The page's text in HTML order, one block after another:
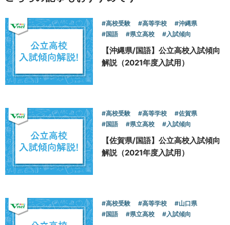
#高校受験 #高等学校
#沖縄県
#国語
#県立高校 #入試傾向
【沖縄県/国語】公立高校入試傾向
解説（2021年度入試用）
#高校受験 #高等学校
#佐賀県
#国語
#県立高校 #入試傾向
【佐賀県/国語】公立高校入試傾向
解説（2021年度入試用）
#高校受験 #高等学校
#山口県
#国語
#県立高校 #入試傾向